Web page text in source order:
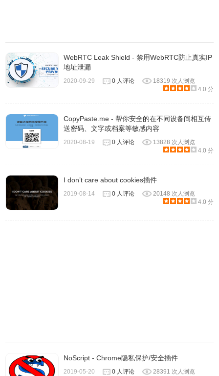
WebRTC Leak Shield - 禁用WebRTC防止真实IP
地址泄漏
2020-09-29 0 人评论
18319 次人浏览
4.0 分
CopyPaste.me - 帮你安全的在不同设备间相互传
送密码、文字或档案等敏感内容
2020-08-19 0 人评论
13828 次人浏览
4.0 分
I don’t care about cookies插件
2019-08-14 0 人评论
20148 次人浏览
4.0 分
NoScript - Chrome隐私保护/安全插件
2019-05-20 0 人评论
28391 次人浏览